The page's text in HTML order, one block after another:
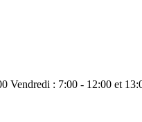
Vendredi : 7:00 - 12:00 et